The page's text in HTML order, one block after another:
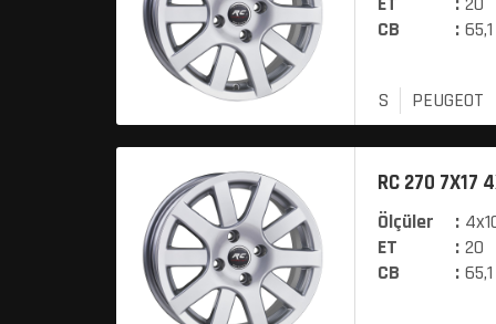
CB
: 65,1
S PEUGEOT
RC 270 7X17
Ölçüler :
ET
: 20
CB
: 65,1